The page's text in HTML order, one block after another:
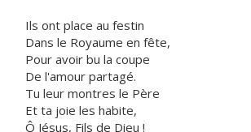
Ils ont place au festin
Dans le Royaume en fête,
Pour avoir bu la coupe
De l'amour partagé.
Tu leur montres le Père
Et ta joie les habite,
Ô Jésus, Fils de Dieu !